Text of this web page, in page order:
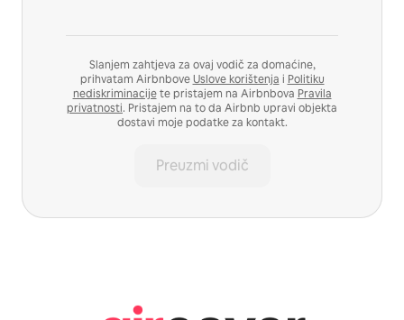
Slanjem zahtjeva za ovaj vodič za domaćine,
prihvatam AirbnboveUslove korištenja i Politiku
nediskriminacijete pristajem na Airbnbova Pravila
privatnosti. Pristajem na to da Airbnb upravi objekta
dostavi moje podatke za kontakt.
Preuzmi vodič